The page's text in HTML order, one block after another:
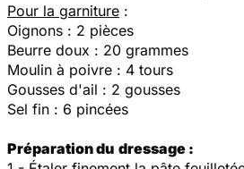
Pour la garniture :
Oignons : 2 pièces
Beurre doux : 20 grammes
Moulin à poivre : 4 tours
Gousses d'ail : 2 gousses
Sel fin : 6 pincées
Préparation du dressage :